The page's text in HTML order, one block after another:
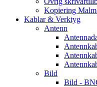
Kopiering
Kablar & Verktyg
Antenn
Bild
Bild -